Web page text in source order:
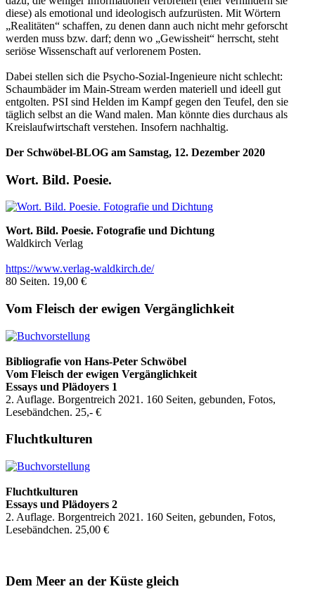
diese) als emotional und ideologisch aufzurüsten. Mit Wörtern
„Realitäten“ schaffen, zu denen dann auch nicht mehr geforscht
werden muss bzw. darf; denn wo „Gewissheit“ herrscht, steht
seriöse Wissenschaft auf verlorenem Posten.
Dabei stellen sich die Psycho-Sozial-Ingenieure nicht schlecht:
Schaumbäder im Main-Stream werden materiell und ideell gut
entgolten. PSI sind Helden im Kampf gegen den Teufel, den sie
täglich selbst an die Wand malen. Man könnte dies durchaus als
Kreislaufwirtschaft verstehen. Insofern nachhaltig.
Der Schwöbel-BLOG am Samstag, 12. Dezember 2020
Wort. Bild. Poesie.
Wort. Bild. Poesie. Fotografie und Dichtung
Waldkirch Verlag
https://www.verlag-waldkirch.de/
80 Seiten. 19,00 €
Vom Fleisch der ewigen Vergänglichkeit
Bibliografie von Hans-Peter Schwöbel
Vom Fleisch der ewigen Vergänglichkeit
Essays und Plädoyers 1
2. Auflage. Borgentreich 2021. 160 Seiten, gebunden, Fotos,
Lesebändchen. 25,- €
Fluchtkulturen
Fluchtkulturen
Essays und Plädoyers 2
2. Auflage. Borgentreich 2021. 160 Seiten, gebunden, Fotos,
Lesebändchen. 25,00 €
Dem Meer an der Küste gleich